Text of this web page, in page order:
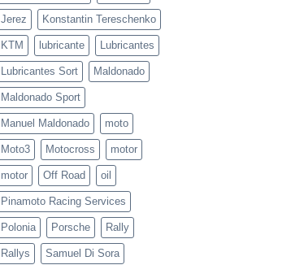
Jerez Konstantin Tereschenko
KTM lubricante Lubricantes
Lubricantes Sort Maldonado
Maldonado Sport
Manuel Maldonado moto
Moto3 Motocross motor
motor Off Road oil
Pinamoto Racing Services
Polonia Porsche Rally
Rallys Samuel Di Sora